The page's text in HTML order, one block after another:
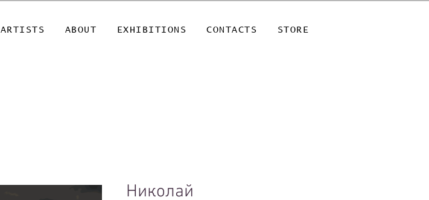
ARTISTS ABOUT EXHIBITIONS CONTACTS STORE
Николай